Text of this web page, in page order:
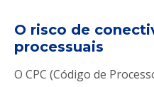
O risco de
processuais
O CPC (Código de